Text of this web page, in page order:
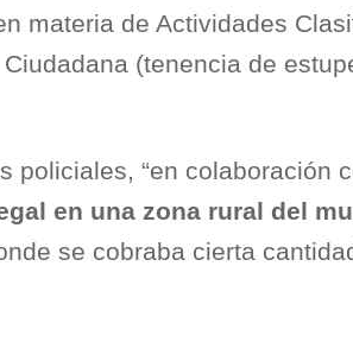
materia de Actividades
(tenencia de
policiales, “en colaboración
en una zona rural del
se cobraba cierta